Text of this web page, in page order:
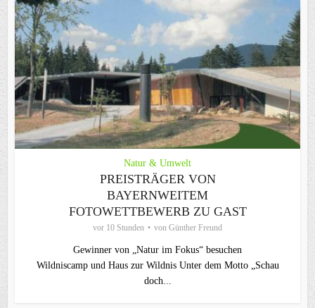
Natur & Umwelt
PREISTRÄGER VON
BAYERNWEITEM
FOTOWETTBEWERB ZU GAST
vor 10 Stunden von Günther Freund
Gewinner von „Natur im Fokus“ besuchen
Wildniscamp und Haus zur Wildnis Unter dem Motto „Schau
doch...